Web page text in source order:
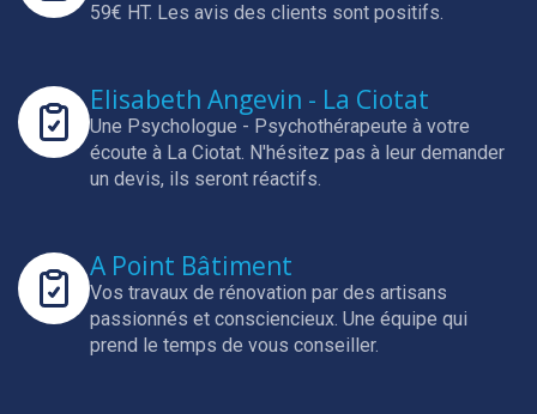
59€ HT. Les avis des clients sont positifs.
Elisabeth Angevin - La Ciotat
Une Psychologue - Psychothérapeute à votre
écoute à La Ciotat. N'hésitez pas à leur demander
un devis, ils seront réactifs.
A Point Bâtiment
Vos travaux de rénovation par des artisans
passionnés et consciencieux. Une équipe qui
prend le temps de vous conseiller.